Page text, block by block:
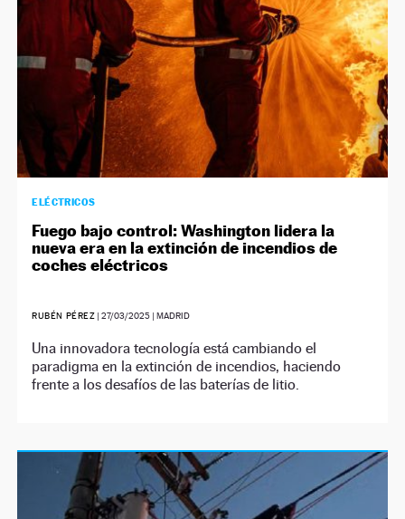
ELÉCTRICOS
Fuego bajo control: Washington lidera la
nueva era en la extinción de incendios de
coches eléctricos
RUBÉN PÉREZ |27/03/2025 | MADRID
Una innovadora tecnología está cambiando el
paradigma en la extinción de incendios, haciendo
frente a los desafíos de las baterías de litio.